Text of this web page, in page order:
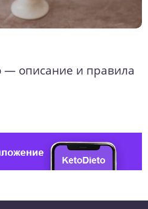
— описание и правила